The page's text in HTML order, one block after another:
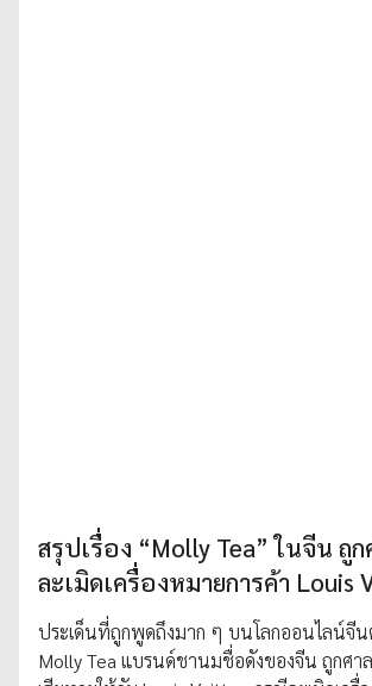
สรุปเรื่อง “Molly Tea” ในจีน ถู
ละเมิดเครื่องหมายการค้า Louis
ประเด็นที่ถูกพูดถึงมาก ๆ บนโลกออนไลน์จี
Molly Tea แบรนด์ชานมชื่อดังของจีน ถูกศา